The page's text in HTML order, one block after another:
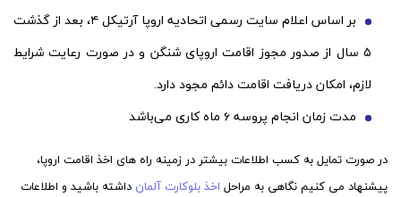
بر اساس اعلام سایت رسمی اتحادیه اروپا آرتیکل ۴، بعد از گذشت
۵ سال از صدور مجوز اقامت اروپای شنگن و در صورت رعایت شرایط
لازم، امکان دریافت اقامت دائم مجود دارد.
مدت زمان انجام پروسه ۶ ماه کاری می‌باشد
در صورت تمایل به کسب اطلاعات بیشتر در زمینه راه های اخذ اقامت اروپا،
پیشنهاد می کنیم نگاهی به مراحل اخذ بلوکارت آلمان داشته باشید و اطلاعات